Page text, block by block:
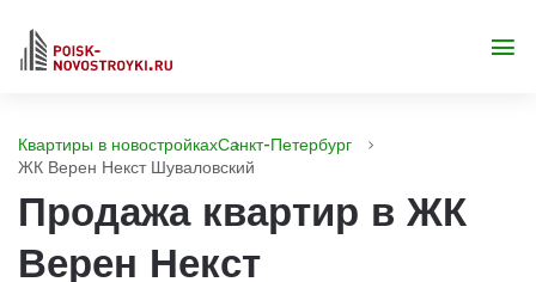
Квартиры в новостройкахСанкт-Петербург
ЖК Верен Некст Шуваловский
Продажа квартир в ЖК
Верен Некст